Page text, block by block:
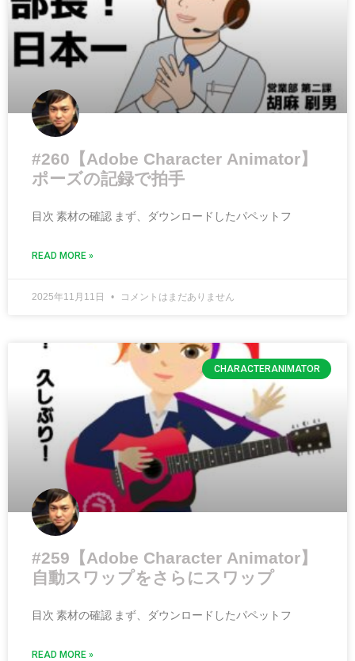
#260【Adobe Character Animator】
ポーズの記録で拍手
目次 素材の確認 まず、ダウンロードしたパペットフ
READ MORE »
2025年11月11日 コメントはまだありません
CHARACTERANIMATOR
#259【Adobe Character Animator】
自動スワップをさらにスワップ
目次 素材の確認 まず、ダウンロードしたパペットフ
READ MORE »